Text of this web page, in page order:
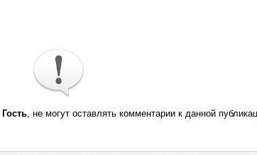
Гость, не могут оставлять комментарии к данной